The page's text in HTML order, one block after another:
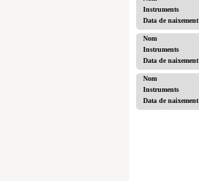
Instruments
Data de naixement
Nom
Instruments
Data de naixement
Nom
Instruments
Data de naixement